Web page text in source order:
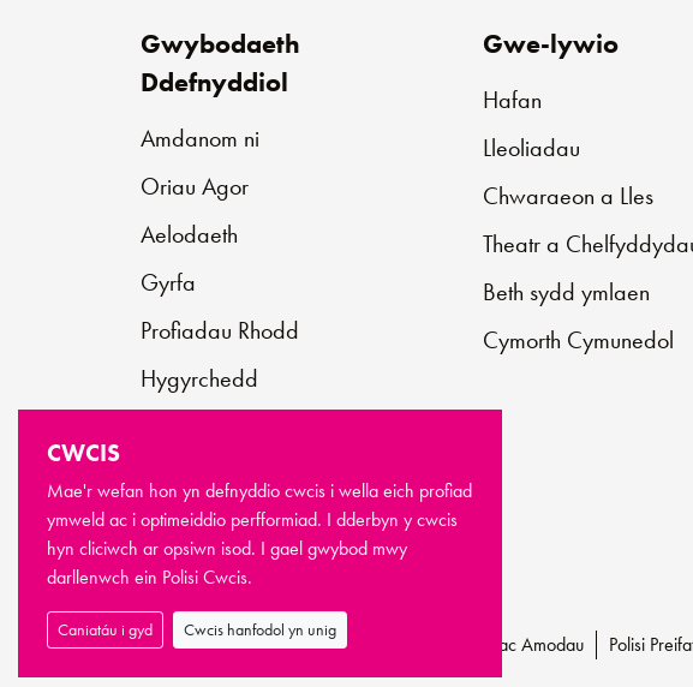
Gwybodaeth
Ddefnyddiol
Amdanom ni
Oriau Agor
Aelodaeth
Gyrfa
Profiadau Rhodd
Hygyrchedd
Cwestiynau Cyffredin
Gwe-lywio
Hafan
Lleoliadau
Chwaraeon a Lles
Theatr a
Beth sydd ymlaen
Cymorth Cymunedol
© Hawlfraint Newport Live 2026 Telerau ac Amodau Polisi
CWCIS
Mae'r wefan hon yn defnyddio cwcis i wella eich profiad
ymweld ac i optimeiddio perfformiad. I dderbyn y cwcis
hyn cliciwch ar opsiwn isod. I gael gwybod mwy
darllenwch ein Polisi Cwcis.
Caniatáu i gyd Cwcis hanfodol yn unig